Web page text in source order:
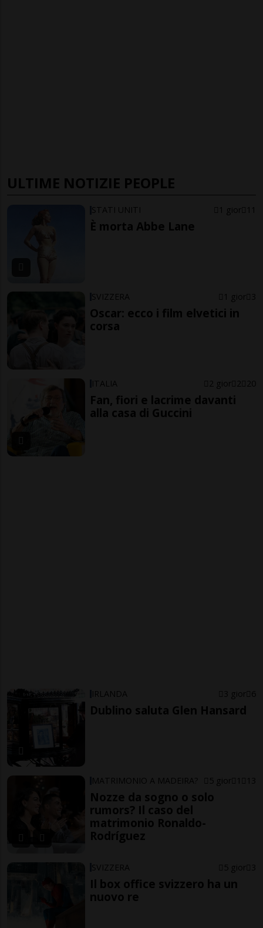
ULTIME NOTIZIE PEOPLE
STATI UNITI 1 gior 11
È morta Abbe Lane
SVIZZERA 1 gior 3
Oscar: ecco i film elvetici in
corsa
ITALIA 2 gior 2 20
Fan, fiori e lacrime davanti
alla casa di Guccini
IRLANDA 3 gior 6
Dublino saluta Glen Hansard
MATRIMONIO A MADEIRA? 5 gior 1 13
Nozze da sogno o solo
rumors? Il caso del
matrimonio Ronaldo-
Rodríguez
SVIZZERA 5 gior 3
Il box office svizzero ha un
nuovo re